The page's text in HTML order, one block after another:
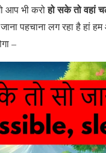
आप भी करोहो सके तो वहां
पहचाना लग रहा है हां
–